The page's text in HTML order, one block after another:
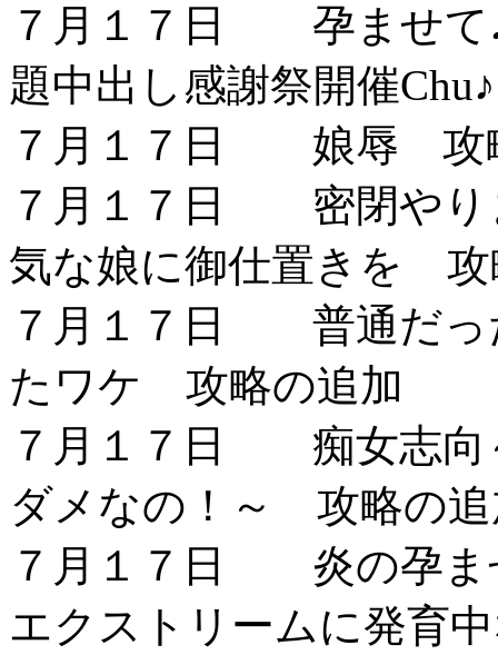
７月１７日 孕ませて♪
題中出し感謝祭開催
７月１７日 娘辱 攻
７月１７日 密閉やり
気な娘に御仕置きを 攻
７月１７日 普通だっ
たワケ 攻略の追加
７月１７日 痴女志向
ダメなの！～ 攻略の
７月１７日 炎の孕ま
エクストリームに発育